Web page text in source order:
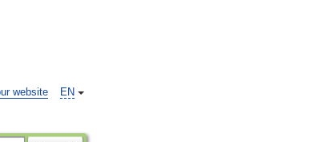
EN
website